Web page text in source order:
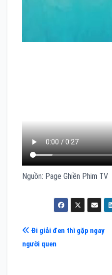
Nguồn: Page Ghiền Phim TV
Điều
hướng
Đi giải đen thì gặp ngay
người quen